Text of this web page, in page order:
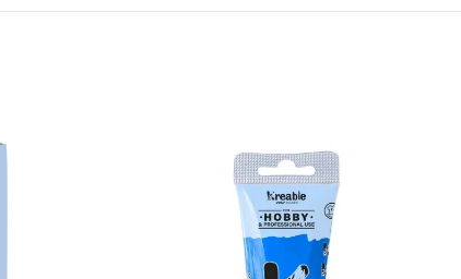
Kreable Cyan mat